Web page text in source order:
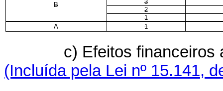
B
3
2
1
A
1
c) Efeitos
(Incluída pela Lei nº 15.141,